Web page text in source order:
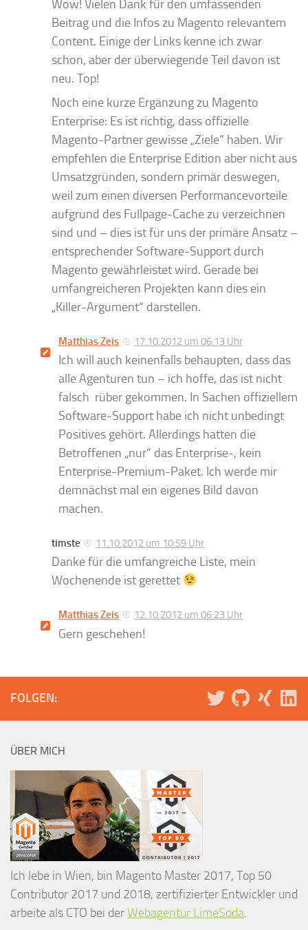
Wow! Vielen Dank für den umfassenden
Beitrag und die Infos zu Magento relevantem
Content. Einige der Links kenne ich zwar
schon, aber der überwiegende Teil davon ist
neu. Top!
Noch eine kurze Ergänzung zu Magento
Enterprise: Es ist richtig, dass offizielle
Magento-Partner gewisse „Ziele“ haben. Wir
empfehlen die Enterprise Edition aber nicht aus
Umsatzgründen, sondern primär deswegen,
weil zum einen diversen Performancevorteile
aufgrund des Fullpage-Cache zu verzeichnen
sind und – dies ist für uns der primäre Ansatz –
entsprechender Software-Support durch
Magento gewährleistet wird. Gerade bei
umfangreicheren Projekten kann dies ein
„Killer-Argument“ darstellen.
Matthias Zeis 17.10.2012 um 06:13 Uhr
Ich will auch keinenfalls behaupten, dass das
alle Agenturen tun – ich hoffe, das ist nicht
falsch ‚rüber gekommen. In Sachen offiziellem
Software-Support habe ich nicht unbedingt
Positives gehört. Allerdings hatten die
Betroffenen „nur“ das Enterprise-, kein
Enterprise-Premium-Paket. Ich werde mir
demnächst mal ein eigenes Bild davon
machen.
timste 11.10.2012 um 10:59 Uhr
Danke für die umfangreiche Liste, mein
Wochenende ist gerettet
Matthias Zeis 12.10.2012 um 06:23 Uhr
Gern geschehen!
FOLGEN:
ÜBER MICH
Ich lebe in Wien, bin Magento Master 2017, Top 50
Contributor 2017 und 2018, zertifizierter Entwickler und
arbeite als CTO bei derWebagentur LimeSoda.